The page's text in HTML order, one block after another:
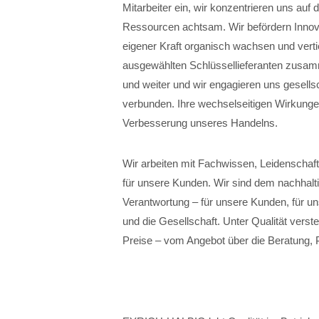
Mitarbeiter ein, wir konzentrieren uns auf
Ressourcen achtsam. Wir befördern
eigener Kraft organisch wachsen und
ausgewählten Schlüssellieferanten
und weiter und wir engagieren uns
verbunden. Ihre wechselseitigen
Verbesserung unseres Handelns.
Wir arbeiten mit Fachwissen,
für unsere Kunden. Wir sind dem
Verantwortung – für unsere Kunden, für
und die Gesellschaft. Unter Qualität
Preise – vom Angebot über die